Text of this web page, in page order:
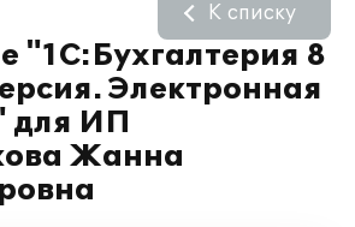
"1С:Бухгалтерия 8
Электронная
для ИП
Жанна
К списку